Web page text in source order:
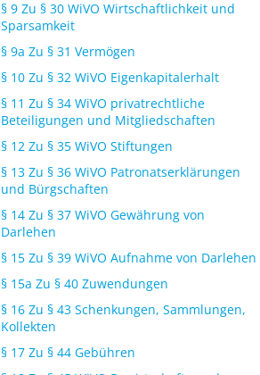
§ 9 Zu § 30 WiVO Wirtschaftlichkeit und
Sparsamkeit
§ 9a Zu § 31 Vermögen
§ 10 Zu § 32 WiVO Eigenkapitalerhalt
§ 11 Zu § 34 WiVO privatrechtliche
Beteiligungen und Mitgliedschaften
§ 12 Zu § 35 WiVO Stiftungen
§ 13 Zu § 36 WiVO Patronatserklärungen
und Bürgschaften
§ 14 Zu § 37 WiVO Gewährung von
Darlehen
§ 15 Zu § 39 WiVO Aufnahme von Darlehen
§ 15a Zu § 40 Zuwendungen
§ 16 Zu § 43 Schenkungen, Sammlungen,
Kollekten
§ 17 Zu § 44 Gebühren